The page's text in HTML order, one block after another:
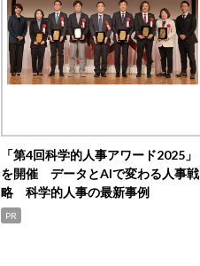
「第4回科学的人事アワード2025」
を開催 データとAIで変わる人事戦
略 科学的人事の最新事例
PR